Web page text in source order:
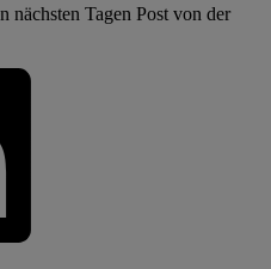
Tagen Post von der